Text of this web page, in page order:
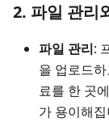
2. 파일 관리
파일 관리:
을 업로드
료를 한 곳
가 용이해